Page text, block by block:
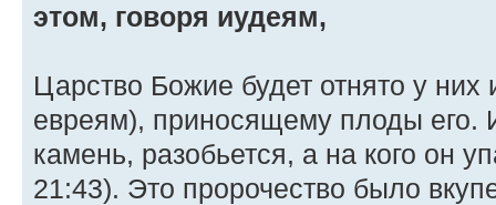
этом, говоря иудеям,
Царство Божие будет отнято у
евреям), приносящему плоды его. И
камень, разобьется, а на кого он
21:43). Это пророчество было